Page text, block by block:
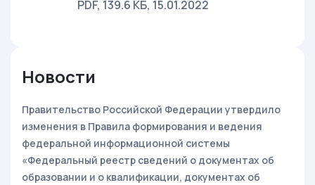
PDF, 139.6 КБ, 15.01.2022
Новости
Правительство Российской Федерации утвердило
изменения в Правила формирования и ведения
федеральной информационной системы
«Федеральный реестр сведений о документах об
образовании и о квалификации, документах об